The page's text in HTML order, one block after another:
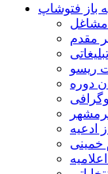
باز فتوشاپ
مشاغل
مقدم
ریسو
دوره
ادعیه
خمینی